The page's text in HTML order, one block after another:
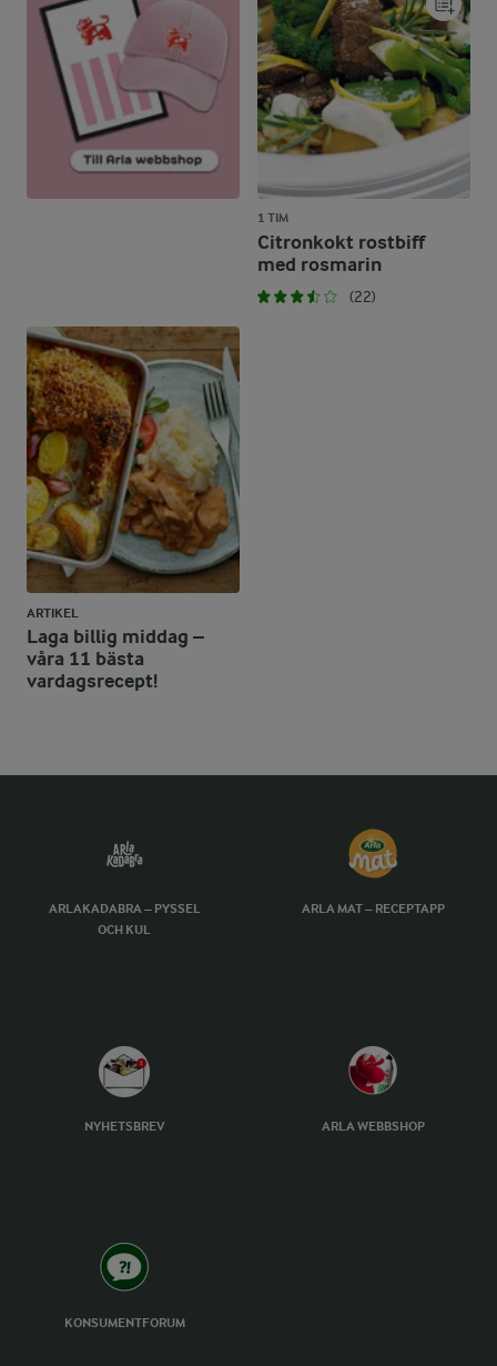
1 TIM
Citronkokt rostbiff
med rosmarin
(22)
ARTIKEL
Laga billig middag –
våra 11 bästa
vardagsrecept!
ARLAKADABRA – PYSSEL
OCH KUL
ARLA MAT – RECEPTAPP
NYHETSBREV ARLA WEBBSHOP
KONSUMENTFORUM